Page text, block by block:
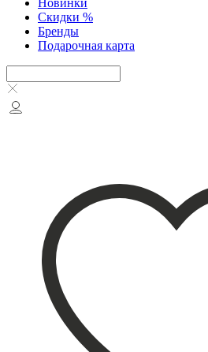
Скидки %
Бренды
Подарочная карта